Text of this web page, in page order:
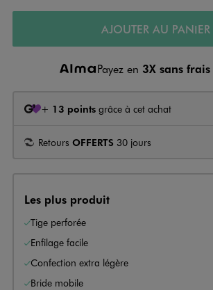
AJOUTER AU PANIER
Payez en 3X sans frais
+ 13 points grâce à cet achat
Retours OFFERTS 30 jours
Les plus produit
Tige perforée
Enfilage facile
Confection extra légère
Bride mobile